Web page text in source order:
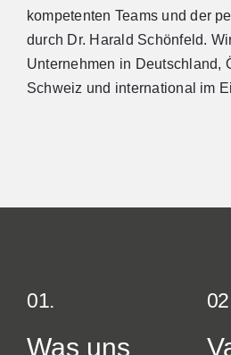
kompetenten Teams und der
durch Dr. Harald Schönfeld.
Unternehmen in Deutschland,
Schweiz und international im
01.
Was uns
02